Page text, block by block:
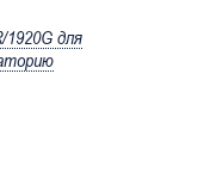
для